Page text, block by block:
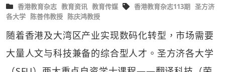
香港教育杂志 教育资讯 教育传媒 香港教育杂志113期 圣方济
各大学 陈善伟教授 陈庆鸿教授
随着香港及大湾区产业实现数码化转型，市场需要
大量人文与科技兼备的综合型人才。圣方济各大学